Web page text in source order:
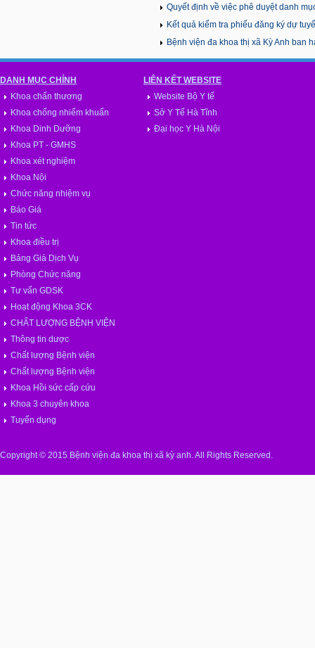
Quyết định về việc phê duyệt danh
viên chức Y tế năm 2025
Kết quả kiểm tra phiếu đăng ký dự
tuyễn dụng viên chức Y tế năm 2025
Bệnh viện đa khoa thị xã Kỳ Anh ban
DANH MỤC CHÍNH
Khoa chấn thương
Khoa chống nhiểm khuẩn
Khoa Dinh Dưỡng
Khoa PT - GMHS
Khoa xét nghiệm
Khoa Nội
Chức năng nhiệm vụ
Báo Giá
Tin tức
Khoa điều trị
Bảng Giá Dịch Vụ
Phòng Chức năng
Tư vấn GDSK
Hoạt động Khoa 3CK
CHẤT LƯỢNG BỆNH VIỆN
Thông tin dược
Chất lượng Bệnh viện
Chất lượng Bệnh viện
Khoa Hồi sức cấp cứu
Khoa 3 chuyên khoa
Tuyển dụng
LIÊN KẾT WEBSITE
Website Bộ Y tế
Sở Y Tế Hà Tĩnh
Đại học Y Hà Nội
Copyright © 2015 Bệnh viện đa khoa thị xã kỳ anh. All Rights Reserved.